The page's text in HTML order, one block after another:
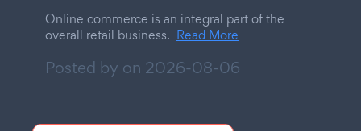
Online commerce is an integral part of the
overall retail business. Read More
Posted by on 2026-08-06